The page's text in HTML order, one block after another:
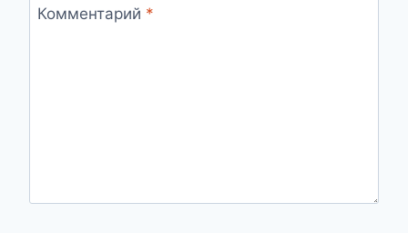
Комментарий *